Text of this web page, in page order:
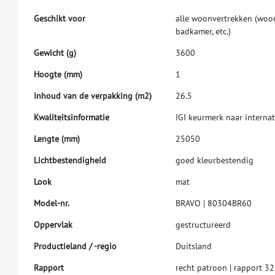
Geschikt voor alle woonvertrekken (woo
badkamer, etc.)
Gewicht (g) 3600
Hoogte (mm)
1
Inhoud van de verpakking (m2) 26.5
Kwaliteitsinformatie IGI keurmerk naar internat
Lengte (mm) 25050
Lichtbestendigheid goed kleurbestendig
Look mat
Model-nr. BRAVO | 80304BR60
Oppervlak gestructureerd
Productieland /-regio Duitsland
Rapport recht patroon | rapport 32